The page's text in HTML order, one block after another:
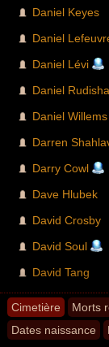
Cimetière Morts
Dates naissance
Daniel Keyes
Daniel
Daniel Lévi
Daniel Rudisha
Daniel Willems
Darren
Darry Cowl
Dave Hlubek
David Crosby
David Soul
David Tang
Davide
E